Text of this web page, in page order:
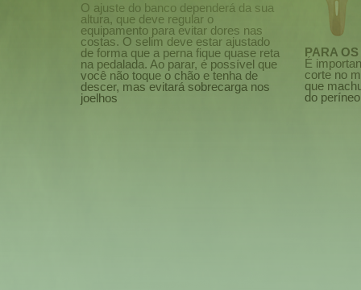
PARA
É
corte no
que
do períneo
O ajuste do banco dependerá da sua
altura, que deve regular o
equipamento para evitar dores nas
costas. O selim deve estar ajustado
de forma que a perna fique quase reta
na pedalada. Ao parar, é possível que
você não toque o chão e tenha de
descer, mas evitará sobrecarga nos
joelhos